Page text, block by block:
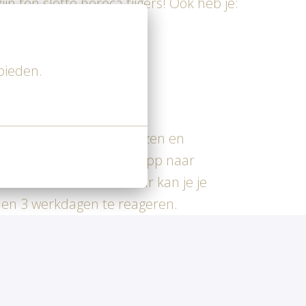
sociale eindbazen en
of stuur een WhatsApp naar
button. Daar kan je je
3 werkdagen te reageren.